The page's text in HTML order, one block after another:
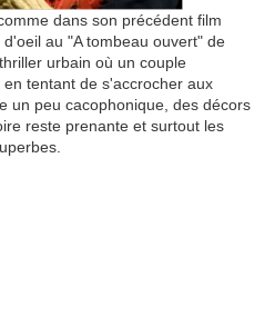
dans son précédent film
au "A tombeau ouvert" de
urbain où un couple
tentant de s'accrocher aux
un peu cacophonique, des décors
reste prenante et surtout les